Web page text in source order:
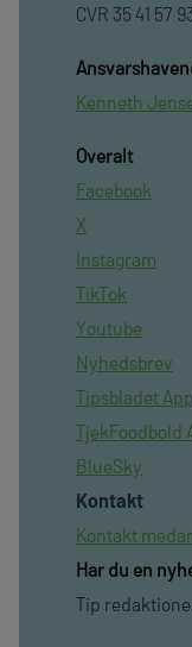
CVR 35 41 57
Kenneth
Overalt
Facebook
X
Instagram
TikTok
Youtube
Nyhedsbrev
Tipsbladet App
TjekFoodbold
BlueSky
Kontakt
Kontakt
Har du en
Tip